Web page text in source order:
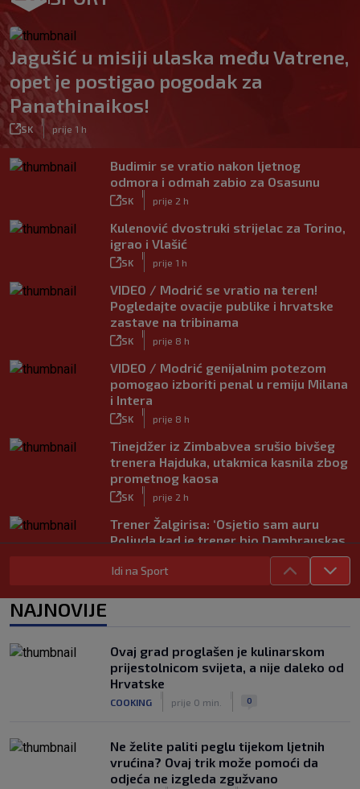
Jagušić u misiji ulaska među Vatrene,
opet je postigao pogodak za
Panathinaikos!
SK prije 1 h
Budimir se vratio nakon ljetnog
odmora i odmah zabio za Osasunu
SK prije 2 h
Kulenović dvostruki strijelac za Torino,
igrao i Vlašić
SK prije 1 h
VIDEO / Modrić se vratio na teren!
Pogledajte ovacije publike i hrvatske
zastave na tribinama
SK prije 8 h
VIDEO / Modrić genijalnim potezom
pomogao izboriti penal u remiju Milana
i Intera
SK prije 8 h
Tinejdžer iz Zimbabvea srušio bivšeg
trenera Hajduka, utakmica kasnila zbog
prometnog kaosa
SK prije 2 h
Trener Žalgirisa: ‘Osjetio sam auru
Poljuda kad je trener bio Dambrauskas.
Hajduk danas igra nestabilno’
SK
|
prije 4 h
Vatreni u Cityju sve bolji: ‘Kovačić
SK prije 4 h
Luis Figo žestoko prozvao Infantina:
‘Najniže, najlopovskije i kukavički
sebično ponašanje. Mora otići!’
Idi na Sport
NAJNOVIJE
Ovaj grad proglašen je kulinarskom
prijestolnicom svijeta, a nije daleko od
Hrvatske
COOKING prije 0 min. 0
Ne želite paliti peglu tijekom ljetnih
vrućina? Ovaj trik može pomoći da
odjeća ne izgleda zgužvano